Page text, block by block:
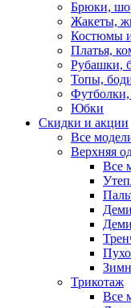
Брюки,
Жакеты,
Костюмы
Платья,
Рубашки,
Топы,
Футболки,
Юбки
Скидки и акции
Все
Верхняя
Все
Трикотаж
Все